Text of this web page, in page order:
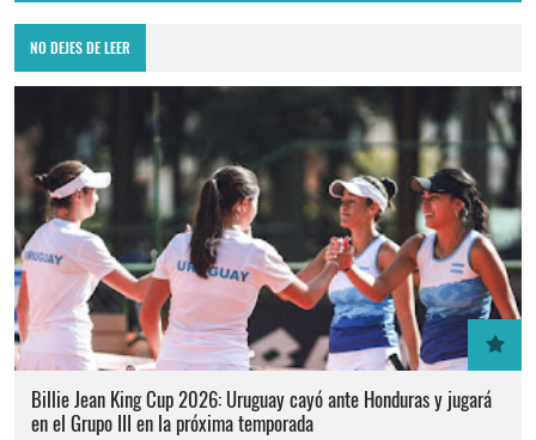
NO DEJES DE LEER
Billie Jean King Cup 2026: Uruguay cayó ante Honduras y jugará
en el Grupo III en la próxima temporada